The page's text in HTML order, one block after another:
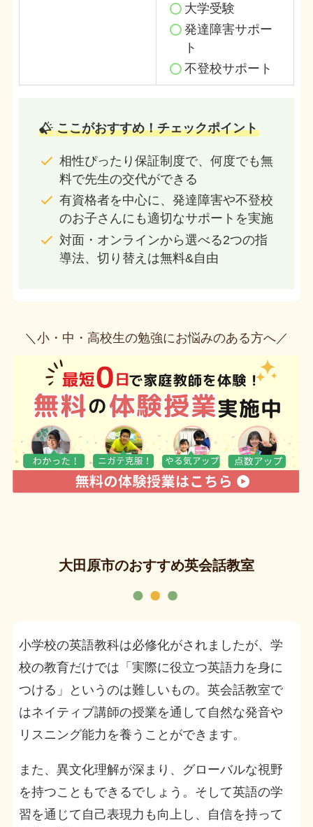
大学受験
発達障害サポー
ト
不登校サポート
ここがおすすめ！チェックポイント
相性ぴったり保証制度で、何度でも無
料で先生の交代ができる
有資格者を中心に、発達障害や不登校
のお子さんにも適切なサポートを実施
対面・オンラインから選べる2つの指
導法、切り替えは無料&自由
＼小・中・高校生の勉強にお悩みのある方へ／
大田原市のおすすめ英会話教室
小学校の英語教科は必修化がされましたが、学
校の教育だけでは「実際に役立つ英語力を身に
つける」というのは難しいもの。英会話教室で
はネイティブ講師の授業を通して自然な発音や
リスニング能力を養うことができます。
また、異文化理解が深まり、グローバルな視野
を持つこともできるでしょう。そして英語の学
習を通じて自己表現力も向上し、自信を持って